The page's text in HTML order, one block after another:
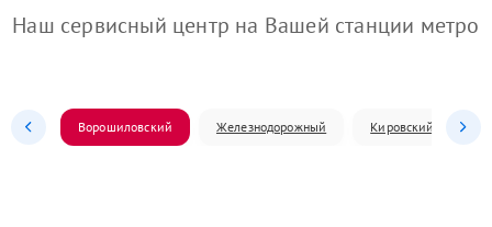
Наш сервисный центр на Вашей станции метро
Ворошиловский Железнодорожный Кировский